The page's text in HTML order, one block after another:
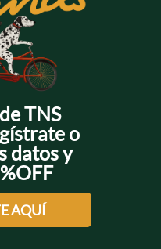
TNS
o
datos y
AQUÍ